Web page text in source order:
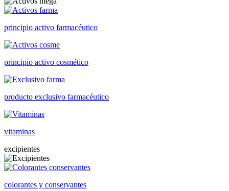
principio activo farmacéutico
principio activo cosmético
producto exclusivo farmacéutico
vitaminas
excipientes
colorantes y conservantes